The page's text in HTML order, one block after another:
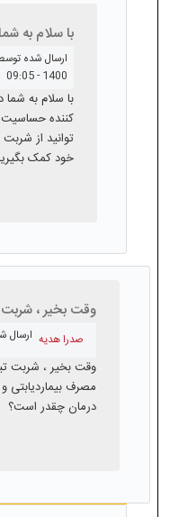
با سلام به شما
ارسال شده
1400 - 09:05
با سلام به شما
کننده
توانید از
خود کمک
وقت بخیر ،
ارسال صدرا هدیه
وقت بخیر ، شربت
مصرف بیماردیابتی
درمان چقدر است؟